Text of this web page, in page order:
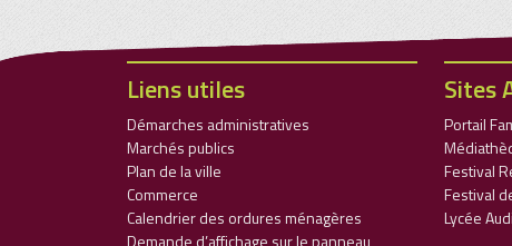
Liens utiles
Démarches administratives
Marchés publics
Plan de la ville
Commerce
Calendrier des ordures ménagères
Sites
Portail
Festival
Festival
Lycée